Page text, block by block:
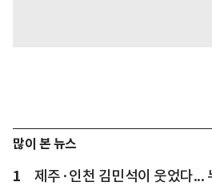
많이 본 뉴스
1
제주·인천 김민석이 웃었다...